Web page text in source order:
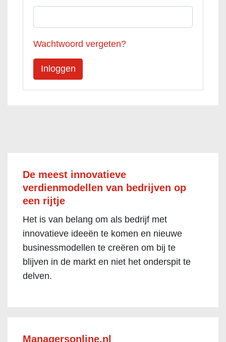
Wachtwoord vergeten?
De meest innovatieve
verdienmodellen van bedrijven op
een rijtje
Het is van belang om als bedrijf met
innovatieve ideeën te komen en nieuwe
businessmodellen te creëren om bij te
blijven in de markt en niet het onderspit te
delven.
Managersonline.nl